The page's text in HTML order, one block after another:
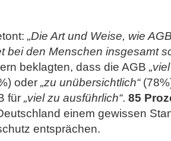
„Die Art und Weise, wie
bei den Menschen insgesamt
beklagten, dass die AGB
oder „zu unübersichtlich“
für „viel zu ausführlich“. 85
einem gewissen
entsprächen.